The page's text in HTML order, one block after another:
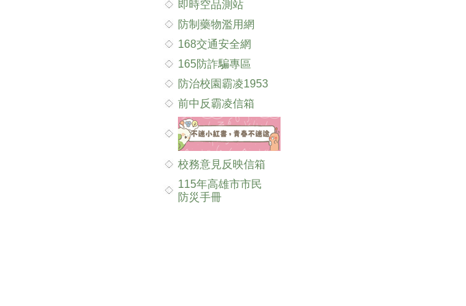
即時空品測站
防制藥物濫用網
168交通安全網
165防詐騙專區
防治校園霸凌1953
前中反霸凌信箱
校務意見反映信箱
115年高雄市市民
防災手冊